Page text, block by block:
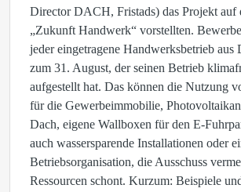
Director DACH, Fristads) das Projekt auf
„Zukunft Handwerk“ vorstellten.
jeder eingetragene Handwerksbetrieb aus
zum 31. August, der seinen Betrieb
aufgestellt hat. Das können die Nutzung
für die Gewerbeimmobilie,
Dach, eigene Wallboxen für den E-
auch wassersparende Installationen oder
Betriebsorganisation, die Ausschuss
Ressourcen schont. Kurzum: Beispiele